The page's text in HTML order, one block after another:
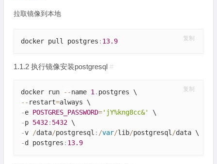
拉取镜像到本地
docker pull postgres : 13.9 复制
1.1.2 执行镜像安装postgresql #
docker run --name 1.
-- restart=
-e POSTGRES_PASSWORD='jY%kng8cc&'
-p 5432: 5432
-v /data/postgresql : /var/lib/postgresql/
-d postgres : 13.9
复制